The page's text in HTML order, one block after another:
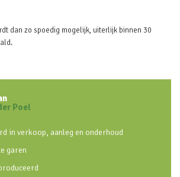
dan zo spoedig mogelijk, uiterlijk binnen 30
Poel
in verkoop, aanleg en onderhoud
garen